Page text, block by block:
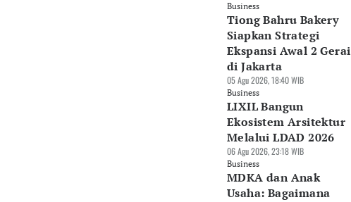
Business
Tiong Bahru Bakery
Siapkan Strategi
Ekspansi Awal 2 Gerai
di Jakarta
05 Agu 2026, 18:40 WIB
Business
LIXIL Bangun
Ekosistem Arsitektur
Melalui LDAD 2026
06 Agu 2026, 23:18 WIB
Business
MDKA dan Anak
Usaha: Bagaimana